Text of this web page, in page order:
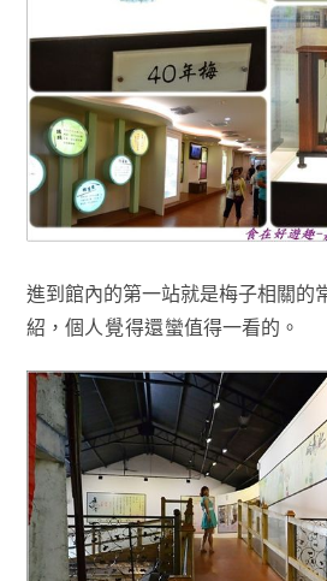
進到館內的第一站就是梅子相關的
紹 ， 個人覺得還蠻值得一看的 。